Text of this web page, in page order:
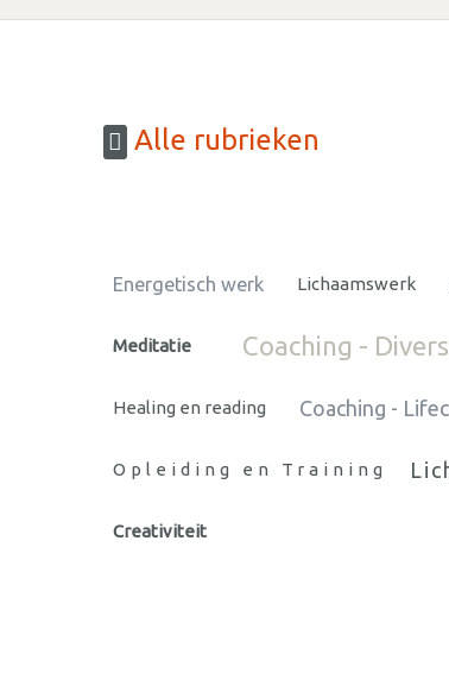
Alle rubrieken
Energetisch werk Lichaamswerk
Meditatie Coaching -
Healing en reading Coaching -
Opleiding en Training
Creativiteit